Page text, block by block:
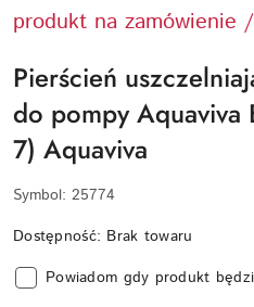
produkt na zamówienie
Pierścień
do pompy Aquaviva
7) Aquaviva
Symbol: 25774
Dostępność: Brak towaru
Powiadom gdy produkt